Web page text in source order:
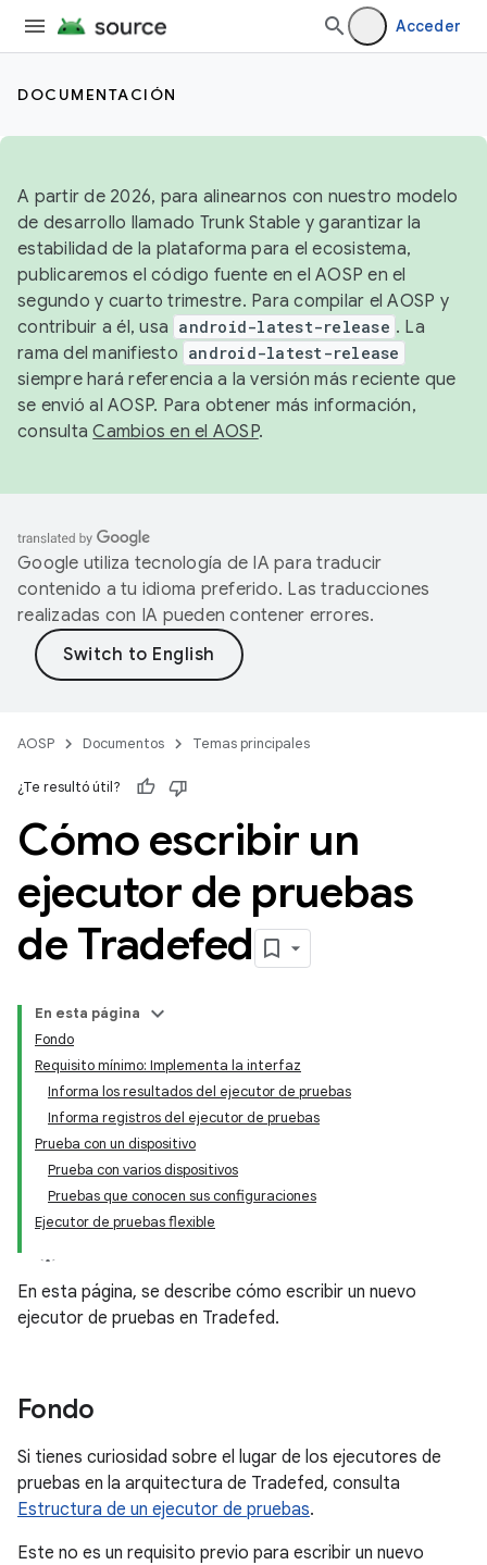
Acceder
DOCUMENTACIÓN
A partir de 2026, para alinearnos con nuestro modelo
de desarrollo llamado Trunk Stable y garantizar la
estabilidad de la plataforma para el ecosistema,
publicaremos el código fuente en el AOSP en el
segundo y cuarto trimestre. Para compilar el AOSP y
contribuir a él, usa android-latest-release . La
rama del manifiesto android-latest-release
siempre hará referencia a la versión más reciente que
se envió al AOSP. Para obtener más información,
consultaCambios en el AOSP.
Google utiliza tecnología de IA para traducir
contenido a tu idioma preferido. Las traducciones
realizadas con IA pueden contener errores.
AOSP Documentos Temas principales
¿Te resultó útil?
Cómo escribir un
ejecutor de pruebas
de Tradefed
En esta página
Fondo
Requisito mínimo: Implementa la interfaz
Informa los resultados del ejecutor de pruebas
Informa registros del ejecutor de pruebas
Prueba con un dispositivo
Prueba con varios dispositivos
Pruebas que conocen sus configuraciones
Ejecutor de pruebas flexible
En esta página, se describe cómo escribir un nuevo
ejecutor de pruebas en Tradefed.
Fondo
Si tienes curiosidad sobre el lugar de los ejecutores de
pruebas en la arquitectura de Tradefed, consulta
Estructura de un ejecutor de pruebas.
Este no es un requisito previo para escribir un nuevo